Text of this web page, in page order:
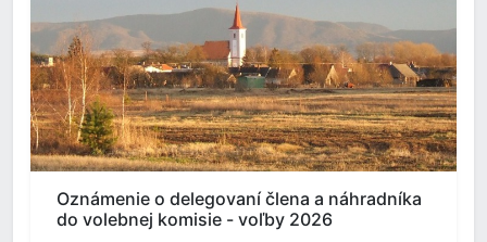
Oznámenie o delegovaní člena a náhradníka
do volebnej komisie - voľby 2026